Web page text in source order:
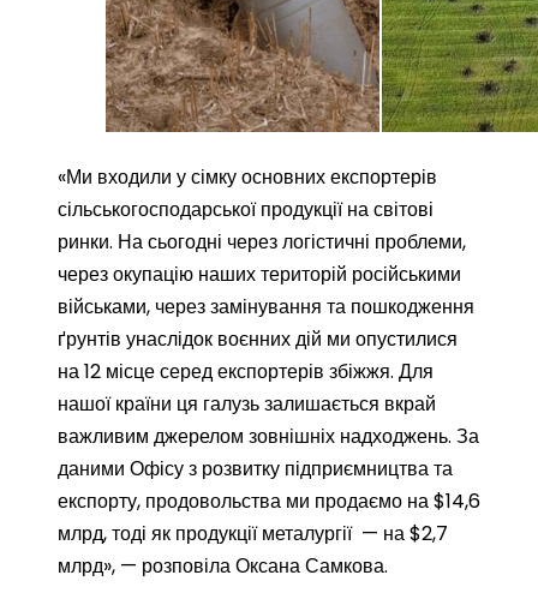
«Ми входили у сімку основних експортерів
сільськогосподарської продукції на світові
ринки. На сьогодні через логістичні проблеми,
через окупацію наших територій російськими
військами, через замінування та пошкодження
ґрунтів унаслідок воєнних дій ми опустилися
на 12 місце серед експортерів збіжжя. Для
нашої країни ця галузь залишається вкрай
важливим джерелом зовнішніх надходжень. За
даними Офісу з розвитку підприємництва та
експорту, продовольства ми продаємо на $14,6
млрд, тоді як продукції металургії — на $2,7
млрд», — розповіла Оксана Самкова.